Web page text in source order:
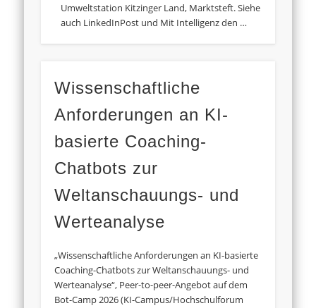
Umweltstation Kitzinger Land, Marktsteft. Siehe
auch LinkedInPost und Mit Intelligenz den …
Wissenschaftliche
Anforderungen an KI-
basierte Coaching-
Chatbots zur
Weltanschauungs- und
Werteanalyse
„Wissenschaftliche Anforderungen an KI-basierte
Coaching-Chatbots zur Weltanschauungs- und
Werteanalyse“, Peer-to-peer-Angebot auf dem
Bot-Camp 2026 (KI-Campus/Hochschulforum